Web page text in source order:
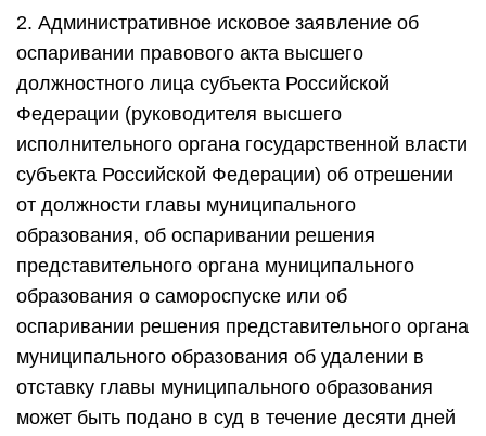
2. Административное исковое заявление об
оспаривании правового акта высшего
должностного лица субъекта Российской
Федерации (руководителя высшего
исполнительного органа государственной власти
субъекта Российской Федерации) об отрешении
от должности главы муниципального
образования, об оспаривании решения
представительного органа муниципального
образования о самороспуске или об
оспаривании решения представительного органа
муниципального образования об удалении в
отставку главы муниципального образования
может быть подано в суд в течение десяти дней